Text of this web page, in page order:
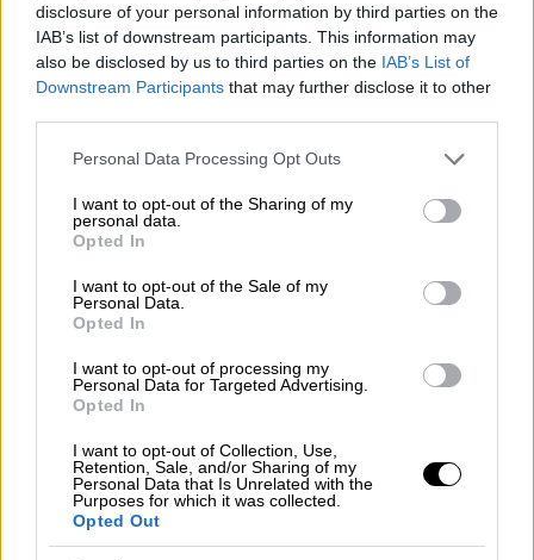
disclosure of your personal information by third parties on the
IAB’s list of downstream participants. This information may
also be disclosed by us to third parties on the IAB’s List of
Downstream Participants that may further disclose it to other
Please note that this website/app uses one or more Google
not limited to your visit or usage behaviour. You may click to
grant or deny consent to Google and its third-party tags to
use your data for below specified purposes in below Google
consent section.
Personal Data Processing Opt Outs
I want to opt-out of the Sharing of my
personal data.
Opted In
I want to opt-out of the Sale of my
Personal Data.
Opted In
I want to opt-out of processing my
Personal Data for Targeted Advertising.
Opted In
I want to opt-out of Collection, Use,
Retention, Sale, and/or Sharing of my
Personal Data that Is Unrelated with the
Purposes for which it was collected.
Opted Out
Ελλάδα| 24.12.2023 08:33
εγκλωβίστηκαν στην Τσεχία
Τα πούλμαν ακινητοποιήθηκαν στον δρόμο
που οδηγεί από την Πράγα στη Βιέννη